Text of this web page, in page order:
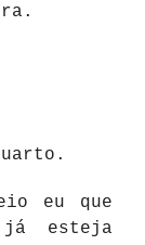
eu que
já esteja